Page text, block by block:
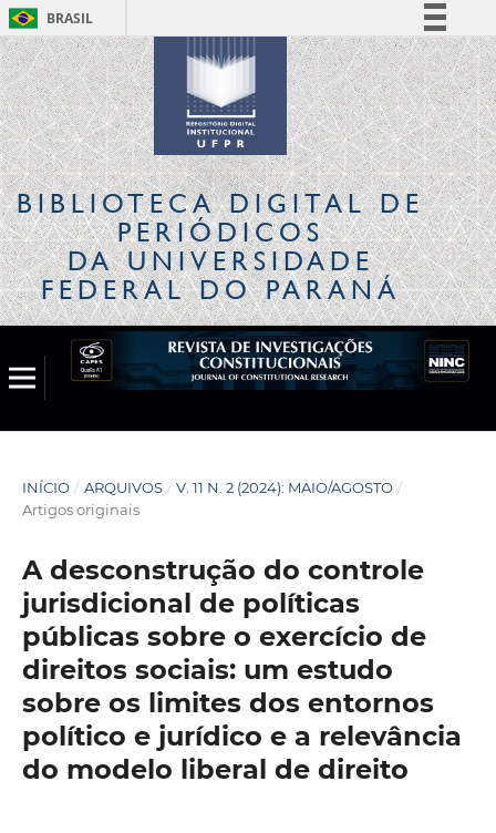
BRASIL
Simplifique!
Comunica BR
Participe
Acesso à informação
Legislação
Canais
BIBLIOTECA DIGITALDE
PERIÓDICOS
DA UNIVERSIDADE
FEDERAL DO PARANÁ
INÍCIO / ARQUIVOS / V. 11 N. 2 (2024): MAIO/AGOSTO /
Artigos originais
A desconstrução do controle
jurisdicional de políticas
públicas sobre o exercício de
direitos sociais: um estudo
sobre os limites dos entornos
político e jurídico e a relevância
do modelo liberal de direito